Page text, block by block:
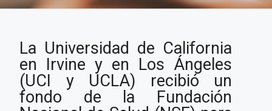
California desarrolla
sistema inteligente
para la prevención de
pandemias
La Universidad de California
en Irvine y en Los Ángeles
(UCI y UCLA) recibió un
fondo de la Fundación